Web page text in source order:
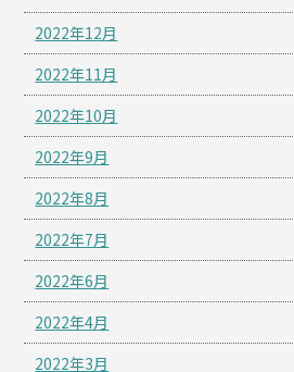
2022年12月
2022年11月
2022年10月
2022年9月
2022年8月
2022年7月
2022年6月
2022年4月
2022年3月